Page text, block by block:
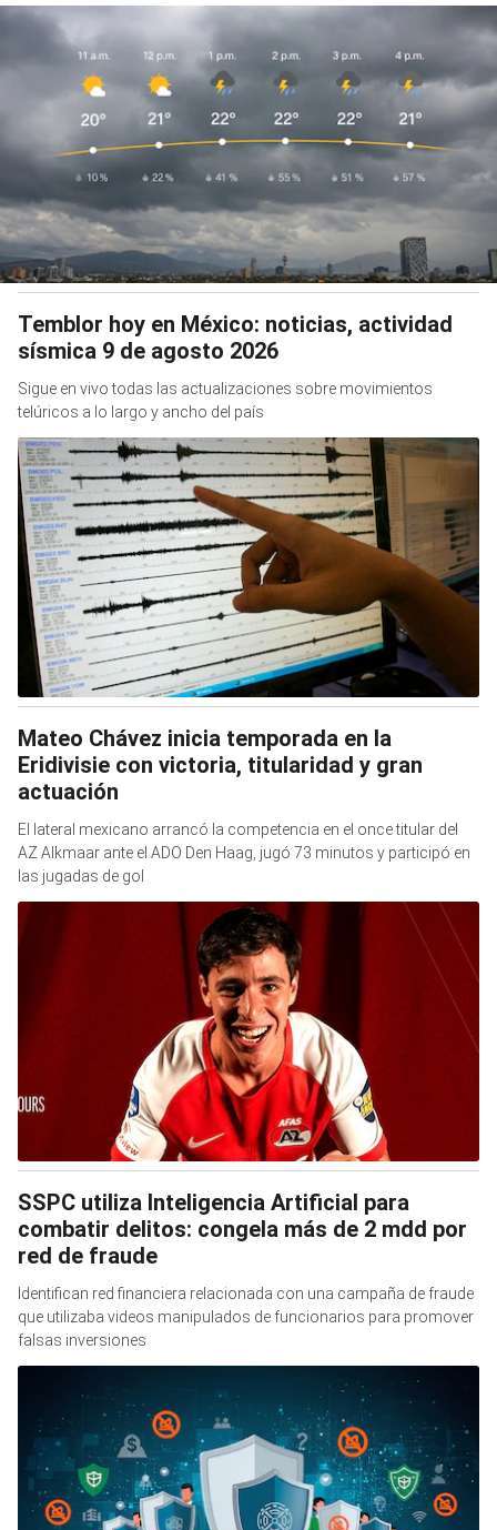
Temblor hoy en México: noticias, actividad
sísmica 9 de agosto 2026
Sigue en vivo todas las actualizaciones sobre movimientos
telúricos a lo largo y ancho del país
Mateo Chávez inicia temporada en la
Eridivisie con victoria, titularidad y gran
actuación
El lateral mexicano arrancó la competencia en el once titular del
AZ Alkmaar ante el ADO Den Haag, jugó 73 minutos y participó en
las jugadas de gol
SSPC utiliza Inteligencia Artificial para
combatir delitos: congela más de 2 mdd por
red de fraude
Identifican red financiera relacionada con una campaña de fraude
que utilizaba videos manipulados de funcionarios para promover
falsas inversiones